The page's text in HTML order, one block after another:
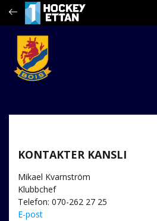
KONTAKTER KANSLI
Mikael Kvarnström
Klubbchef
Telefon: 070-262 27 25
E-post